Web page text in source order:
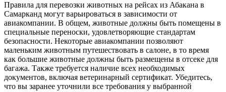
Правила для перевозки животных на рейсах из Абакана в
Самарканд могут варьироваться в зависимости от
авиакомпании. В общем, животные должны быть помещены в
специальные переноски, удовлетворяющие стандартам
безопасности. Некоторые авиакомпании позволяют
маленьким животным путешествовать в салоне, в то время
как большие животные должны быть размещены в отсеке для
багажа. Также требуется наличие всех необходимых
документов, включая ветеринарный сертификат. Убедитесь,
что вы заранее уточнили все требования у выбранной